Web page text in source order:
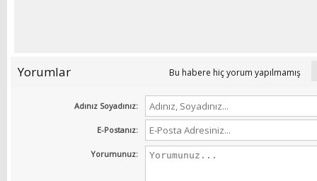
Yorumlar Bu habere hiç yorum yapılmamış
Adınız Soyadınız:
E-Postanız:
Yorumunuz: